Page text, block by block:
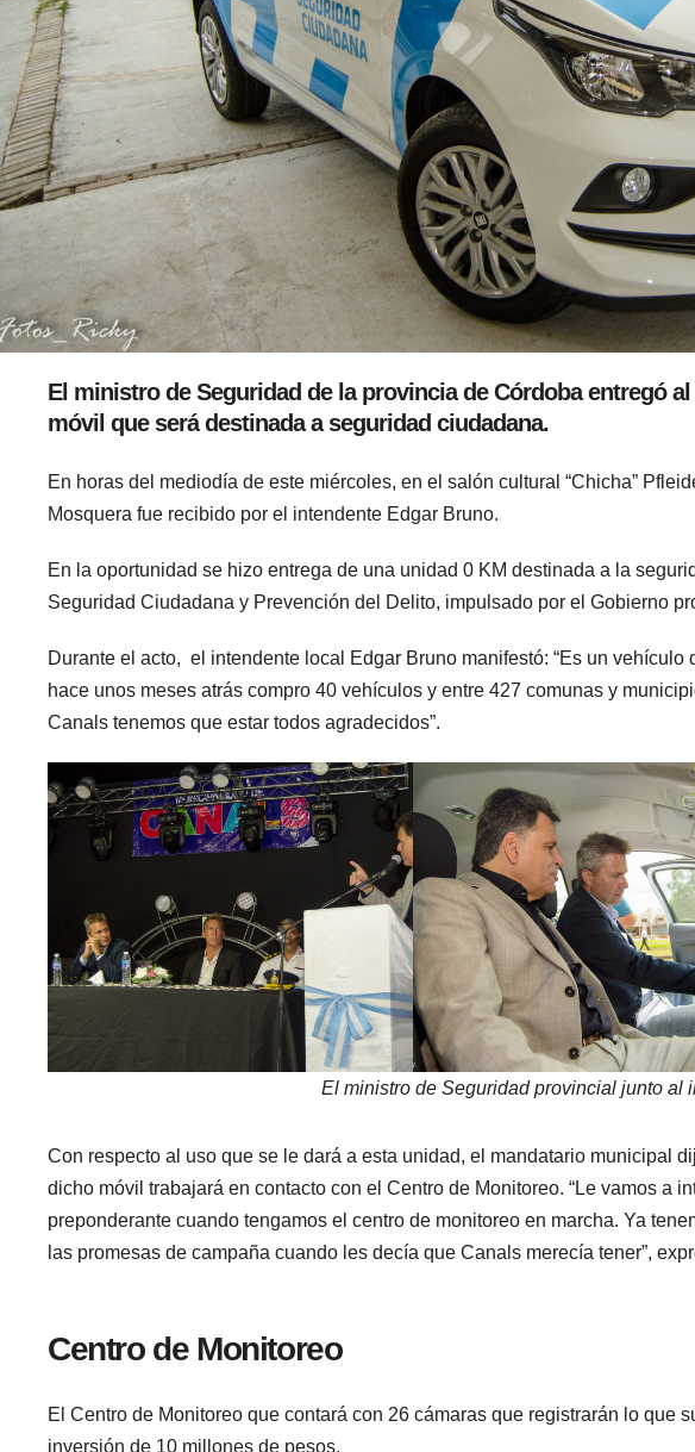
El ministro de Seguridad de la provincia de Córdoba entregó
móvil que será destinada a seguridad ciudadana.
En horas del mediodía de este miércoles, en el salón cultural “Chicha”
Mosquera fue recibido por el intendente Edgar Bruno.
En la oportunidad se hizo entrega de una unidad 0 KM destinada a la
Seguridad Ciudadana y Prevención del Delito, impulsado por el Gobierno
Durante el acto, el intendente local Edgar Bruno manifestó: “Es un
hace unos meses atrás compro 40 vehículos y entre 427 comunas y
Canals tenemos que estar todos agradecidos”.
El ministro de Seguridad provincial junto al
Con respecto al uso que se le dará a esta unidad, el mandatario municipal
dicho móvil trabajará en contacto con el Centro de Monitoreo. “Le vamos a
preponderante cuando tengamos el centro de monitoreo en marcha. Ya
las promesas de campaña cuando les decía que Canals merecía tener”,
Centro de Monitoreo
El Centro de Monitoreo que contará con 26 cámaras que registrarán lo que
inversión de 10 millones de pesos.